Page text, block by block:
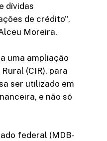
dívidas
de crédito",
Moreira.
uma ampliação
(CIR), para
ser utilizado em
e não só
federal (MDB-